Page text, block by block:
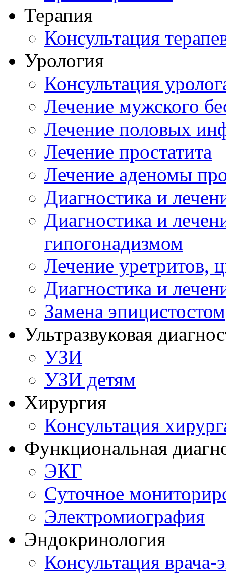
Терапия
Консультация
Урология
Консультация
Лечение мужского
Лечение половых
Лечение простатита
Лечение аденомы
Диагностика и
Диагностика и
гипогонадизмом
Лечение уретритов,
Диагностика и
Замена эпицистостом
Ультразвуковая
УЗИ
УЗИ детям
Хирургия
Консультация
Функциональная
ЭКГ
Суточное
Электромиография
Эндокринология
Консультация врача-